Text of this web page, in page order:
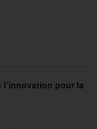
l’innovation pour la